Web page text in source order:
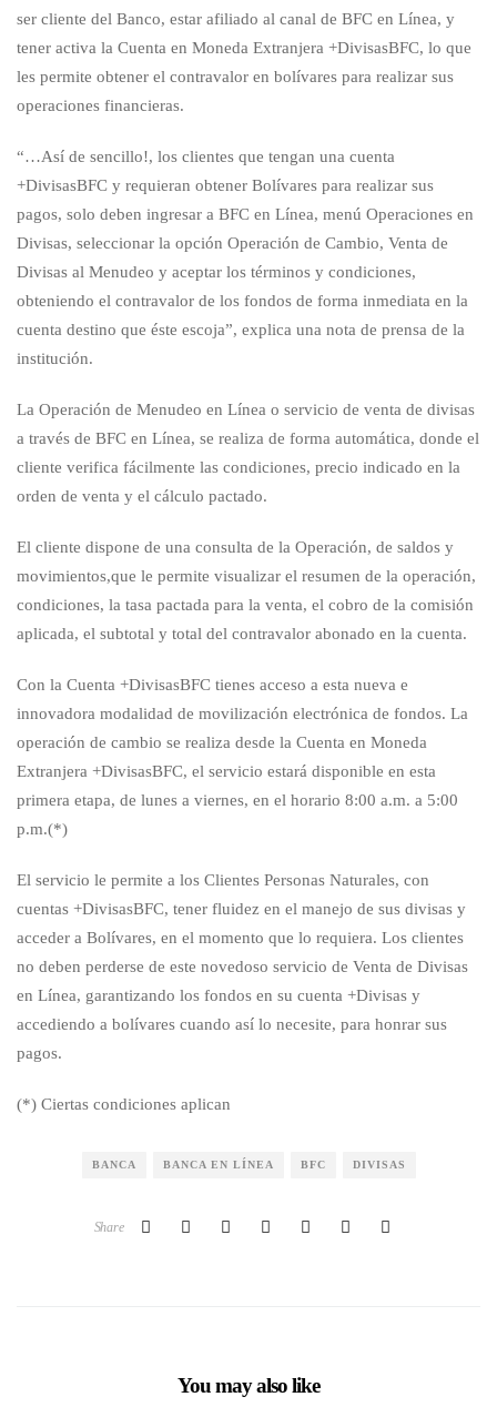
ser cliente del Banco, estar afiliado al canal de BFC en Línea, y
tener activa la Cuenta en Moneda Extranjera +DivisasBFC, lo que
les permite obtener el contravalor en bolívares para realizar sus
operaciones financieras.
“…Así de sencillo!, los clientes que tengan una cuenta
+DivisasBFC y requieran obtener Bolívares para realizar sus
pagos, solo deben ingresar a BFC en Línea, menú Operaciones en
Divisas, seleccionar la opción Operación de Cambio, Venta de
Divisas al Menudeo y aceptar los términos y condiciones,
obteniendo el contravalor de los fondos de forma inmediata en la
cuenta destino que éste escoja”, explica una nota de prensa de la
institución.
La Operación de Menudeo en Línea o servicio de venta de divisas
a través de BFC en Línea, se realiza de forma automática, donde el
cliente verifica fácilmente las condiciones, precio indicado en la
orden de venta y el cálculo pactado.
El cliente dispone de una consulta de la Operación, de saldos y
movimientos,que le permite visualizar el resumen de la operación,
condiciones, la tasa pactada para la venta, el cobro de la comisión
aplicada, el subtotal y total del contravalor abonado en la cuenta.
Con la Cuenta +DivisasBFC tienes acceso a esta nueva e
innovadora modalidad de movilización electrónica de fondos. La
operación de cambio se realiza desde la Cuenta en Moneda
Extranjera +DivisasBFC, el servicio estará disponible en esta
primera etapa, de lunes a viernes, en el horario 8:00 a.m. a 5:00
p.m.(*)
El servicio le permite a los Clientes Personas Naturales, con
cuentas +DivisasBFC, tener fluidez en el manejo de sus divisas y
acceder a Bolívares, en el momento que lo requiera. Los clientes
no deben perderse de este novedoso servicio de Venta de Divisas
en Línea, garantizando los fondos en su cuenta +Divisas y
accediendo a bolívares cuando así lo necesite, para honrar sus
pagos.
(*) Ciertas condiciones aplican
BANCA BANCA EN LÍNEA BFC DIVISAS
Share
You may also like